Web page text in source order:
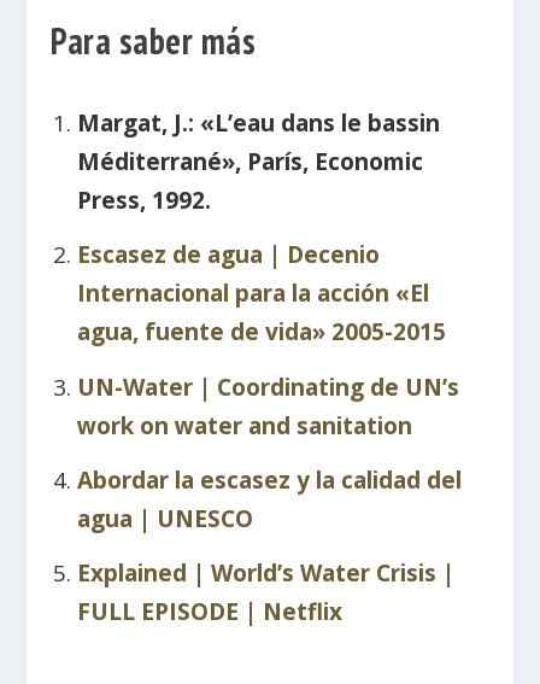
Para saber más
Margat, J.: «L’eau dans le bassin
Méditerrané», París, Economic
Press, 1992.
Escasez de agua | Decenio
Internacional para la acción «El
agua, fuente de vida» 2005-2015
UN-Water | Coordinating de UN’s
work on water and sanitation
Abordar la escasez y la calidad del
agua | UNESCO
Explained | World’s Water Crisis |
FULL EPISODE | Netflix